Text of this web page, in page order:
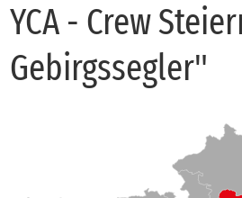
YCA - Crew
Ge­birgs­seg­ler"